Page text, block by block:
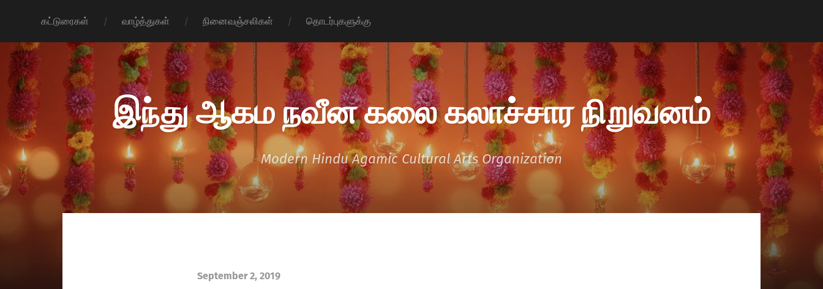
கட்டுரைகள் வாழ்த்துகள் நினைவஞ்சலிகள் தொடர்புகளுக்கு
இந்து ஆகம நவீன கலை கலாச்சார நிறுவனம்
Modern Hindu Agamic Cultural Arts Organization
September 2, 2019